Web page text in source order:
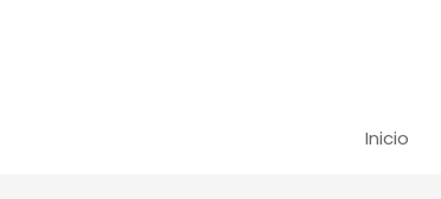
Inicio